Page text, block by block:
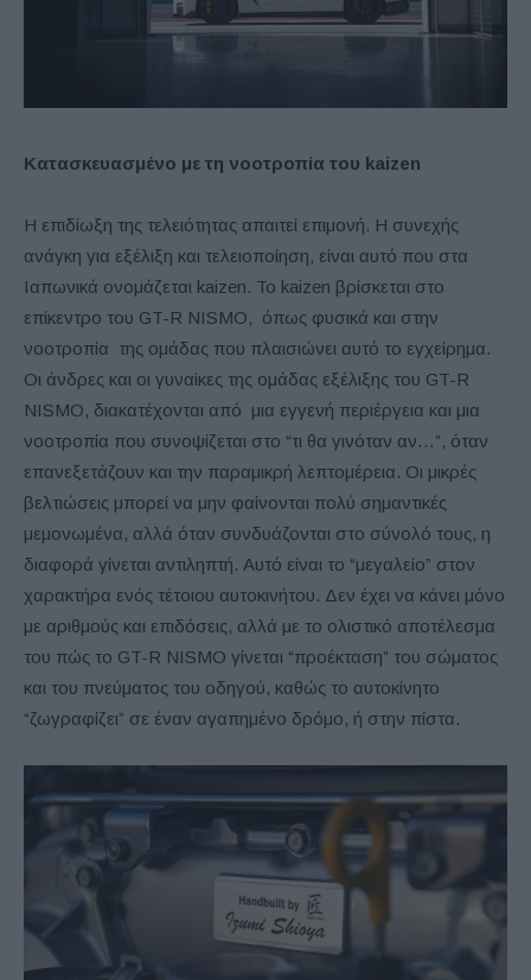
Κατασκευασμένο με τη νοοτροπία του kaizen
Η επιδίωξη της τελειότητας απαιτεί επιμονή. Η συνεχής
ανάγκη για εξέλιξη και τελειοποίηση, είναι αυτό που στα
Ιαπωνικά ονομάζεται kaizen. Το kaizen βρίσκεται στο
επίκεντρο του GT-R NISMO, όπως φυσικά και στην
νοοτροπία της ομάδας που πλαισιώνει αυτό το εγχείρημα.
Οι άνδρες και οι γυναίκες της ομάδας εξέλιξης του GT-R
NISMO, διακατέχονται από μια εγγενή περιέργεια και μια
νοοτροπία που συνοψίζεται στο “τι θα γινόταν αν…”, όταν
επανεξετάζουν και την παραμικρή λεπτομέρεια. Οι μικρές
βελτιώσεις μπορεί να μην φαίνονται πολύ σημαντικές
μεμονωμένα, αλλά όταν συνδυάζονται στο σύνολό τους, η
διαφορά γίνεται αντιληπτή. Αυτό είναι το “μεγαλείο” στον
χαρακτήρα ενός τέτοιου αυτοκινήτου. Δεν έχει να κάνει μόνο
με αριθμούς και επιδόσεις, αλλά με το ολιστικό αποτέλεσμα
του πώς το GT-R NISMO γίνεται “προέκταση” του σώματος
και του πνεύματος του οδηγού, καθώς το αυτοκίνητο
“ζωγραφίζει” σε έναν αγαπημένο δρόμο, ή στην πίστα.